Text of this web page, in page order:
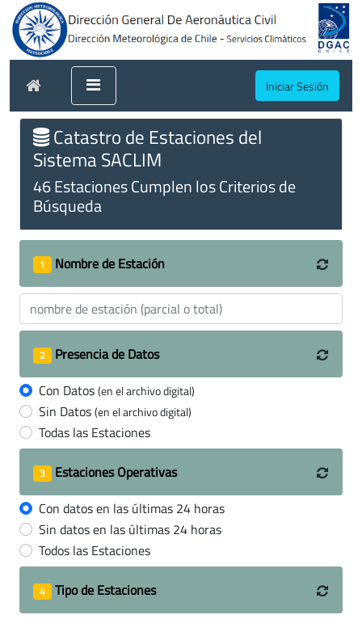
Iniciar Sesión
Catastro de Estaciones del
Sistema SACLIM
46 Estaciones Cumplen los Criterios de
Búsqueda
1 Nombre de Estación
2 Presencia de Datos
Con Datos(en el archivo digital)
Sin Datos(en el archivo digital)
Todas las Estaciones
3 Estaciones Operativas
Con datos en las últimas 24 horas
Sin datos en las últimas 24 horas
Todos las Estaciones
4 Tipo de Estaciones